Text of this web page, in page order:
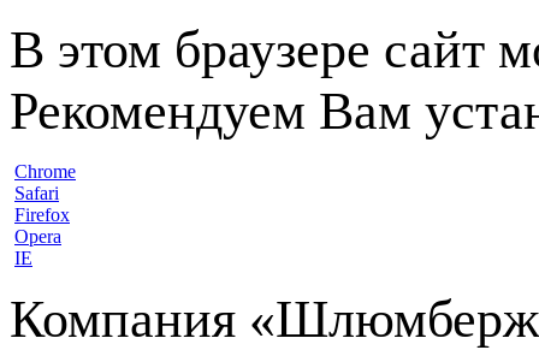
В этом браузере сайт
Рекомендуем Вам
Chrome
Safari
Firefox
Opera
IE
Компания